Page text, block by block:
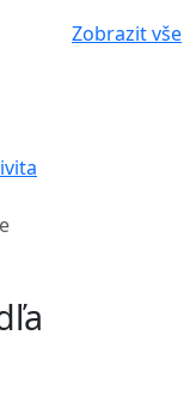
Zobrazit vše